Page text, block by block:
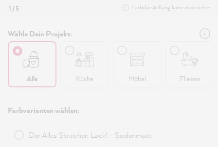
1 / 5 Farbdarstellung kann abweichen
Wähle Dein Projekt:
Alle Küche Möbel Fliesen
Farbvarianten wählen:
Der Alles Streichen Lack! - Seidenmatt